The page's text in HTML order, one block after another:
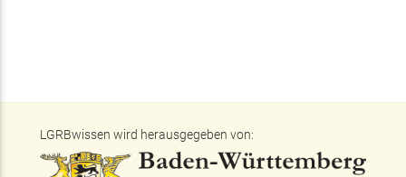
LGRBwissen wird herausgegeben von: